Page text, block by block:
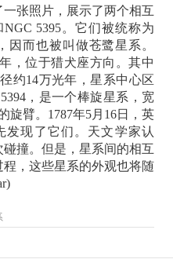
张照片，展示了两个相互
5395。它们被统称为
因而也被叫做苍鹭星系。
，位于猎犬座方向。其中
约14万光年，星系中心区
，是一个棒旋星系，宽
旋臂。1787年5月16日，英
发现了它们。天文学家认
撞。但是，星系间的相互
，这些星系的外观也将随